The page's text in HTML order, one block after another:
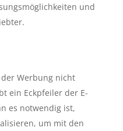
und
Werbung nicht
ein Eckpfeiler der E-
es notwendig ist,
um mit den